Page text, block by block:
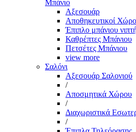
Μπάνιο
Αξεσουάρ
Αποθηκευτικοί
Έπιπλο μπάνιου
Καθρέπτες Μπάνιου
Πετσέτες Μπάνιου
view more
Σαλόνι
Αξεσουάρ Σαλονιού
/
Αποσμητικά Χώρου
/
Διαχωριστικά
/